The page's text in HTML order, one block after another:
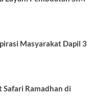
Masyarakat Dapil 3
Safari Ramadhan di